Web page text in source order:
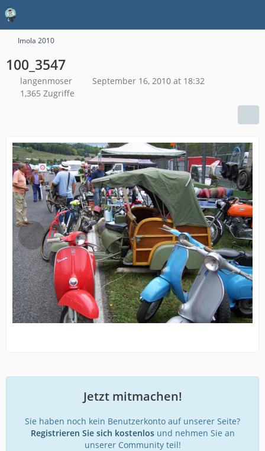
Imola 2010
100_3547
langenmoser
September 16, 2010 at 18:32
1,365 Zugriffe
Jetzt mitmachen!
Sie haben noch kein Benutzerkonto auf unserer Seite?
Registrieren Sie sich kostenlosund nehmen Sie an
unserer Community teil!